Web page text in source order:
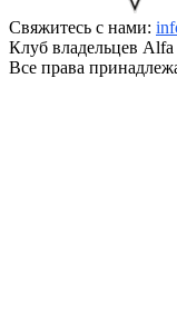
Свяжитесь с нами:
Клуб владельцев Alfa
Все права